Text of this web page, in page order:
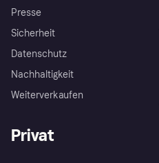
Presse
Sicherheit
Datenschutz
Nachhaltigkeit
Weiterverkaufen
Privat